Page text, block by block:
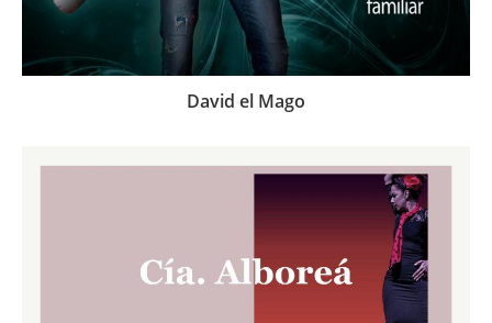
David el Mago